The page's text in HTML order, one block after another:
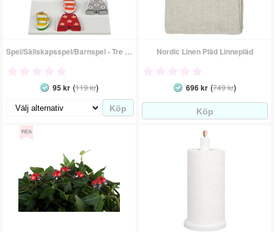
Spel/Sällskapsspel/Barnspel - Tre I Rad
95 kr(119 kr)
Nordic Linen Pläd Linnepläd
696 kr(749 kr)